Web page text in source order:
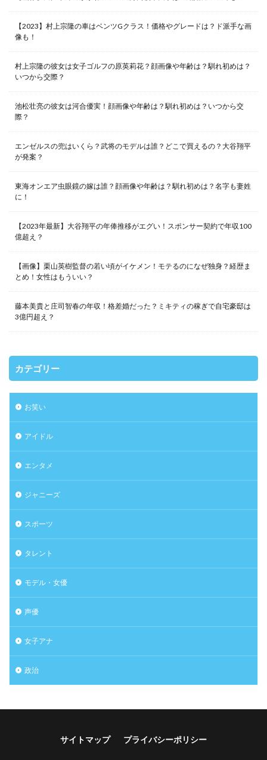
【2023】村上宗隆の車はベンツGクラス！価格やグレードは？ド派手な画
像も！
村上宗隆の彼女は女子ゴルフの原英莉花？顔画像や年齢は？馴れ初めは？
いつから交際？
池松壮亮の彼女は河合優実！顔画像や年齢は？馴れ初めは？いつから交
際？
エンゼルスの兜はいくら？武将のモデルは誰？どこで買えるの？大谷翔平
が発案？
東海オンエア虫眼鏡の嫁は誰？顔画像や年齢は？馴れ初めは？名字も妻姓
に！
【2023年最新】大谷翔平の年俸推移がエグい！スポンサー契約で年収100
億超え？
【画像】栗山英樹監督の若い頃がイケメン！モテるのになぜ独身？経歴ま
とめ！女性はもういい？
藤本美貴と庄司智春の年収！格差婚だった？ミキティの稼ぎで自宅豪邸は
3億円超え？
カテゴリー
お笑い
アイドル
エンタメ
ジャニーズ
スポーツ
タレント
モデル・女優
声優
女子アナ
政治
サイトマップ プライバシーポリシー